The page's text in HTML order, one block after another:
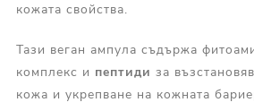
кожата свойства.
Тази веган ампула съдържа
комплекс и пептиди за
кожа и укрепване на кожната